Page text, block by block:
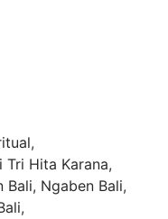
,
Tri Hita Karana,
Bali, Ngaben Bali,
,